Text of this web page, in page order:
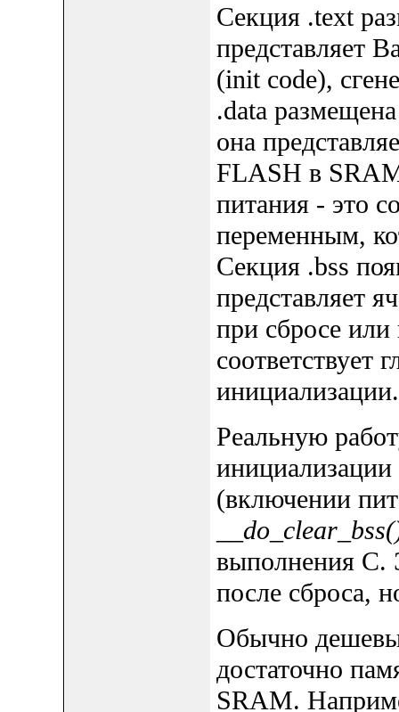
Секция .text
представляет
(init code),
.data
она
FLASH в
питания - это
переменным,
Секция .bss
представляет
при сбросе
соответствует
инициализации.
Реальную
(включении
выполнения C.
после сброса,
Обычно
достаточно
SRAM.